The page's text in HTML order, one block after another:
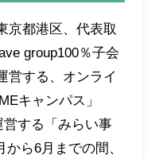
京都港区、代表取
group100％子会
営する、オンライ
キャンパス」
する「みらい事
ら6月までの間、